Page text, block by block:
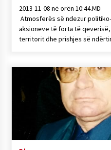
2013-11-08 në
Atmosferës së ndezur
aksioneve të forta të
territorit dhe prishjes së